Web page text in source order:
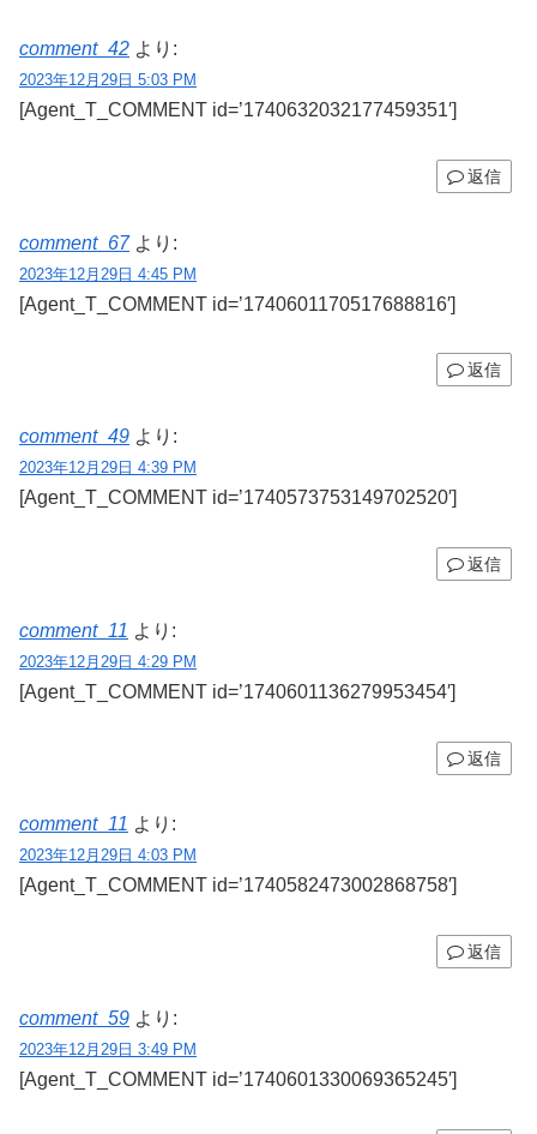
comment_42 より:
2023年12月29日 5:03 PM
[Agent_T_COMMENT id=’1740632032177459351′]
返信
comment_67 より:
2023年12月29日 4:45 PM
[Agent_T_COMMENT id=’1740601170517688816′]
返信
comment_49 より:
2023年12月29日 4:39 PM
[Agent_T_COMMENT id=’1740573753149702520′]
返信
comment_11 より:
2023年12月29日 4:29 PM
[Agent_T_COMMENT id=’1740601136279953454′]
返信
comment_11 より:
2023年12月29日 4:03 PM
[Agent_T_COMMENT id=’1740582473002868758′]
返信
comment_59 より:
2023年12月29日 3:49 PM
[Agent_T_COMMENT id=’1740601330069365245′]